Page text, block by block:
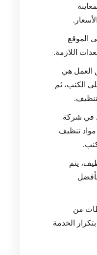
الموقع
اللازمة.
العمل هي
الكنب، ثم
في شركة
تنظيف
يتم
من
الخدمة